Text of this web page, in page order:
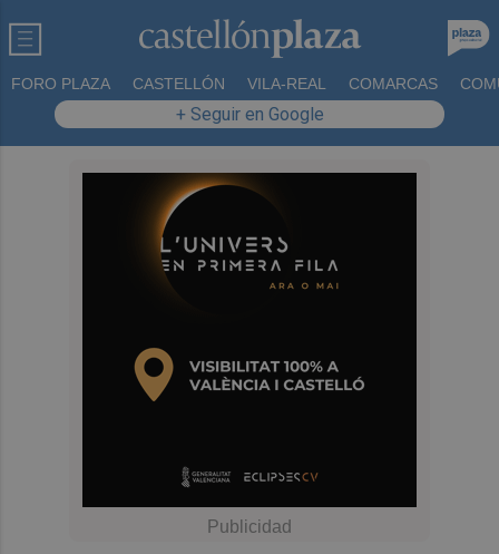
FORO PLAZA CASTELLÓN VILA-REAL COMARCAS
+ Seguir en Google